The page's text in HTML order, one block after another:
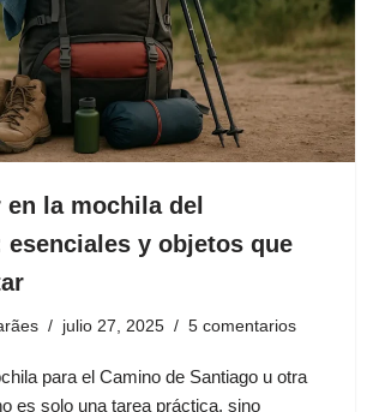
la mochila del
esenciales y objetos que
julio 27, 2025 5 comentarios
para el Camino de Santiago u otra
es solo una tarea práctica, sino